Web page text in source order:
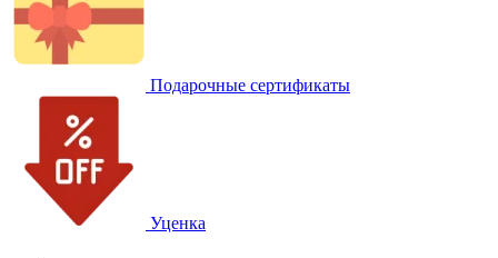
Подарочные сертификаты
Уценка